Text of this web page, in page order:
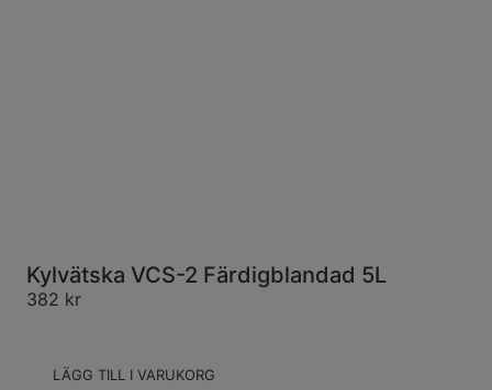
Kylvätska VCS-2 Färdigblandad 5L
382 kr
LÄGG TILL I VARUKORG